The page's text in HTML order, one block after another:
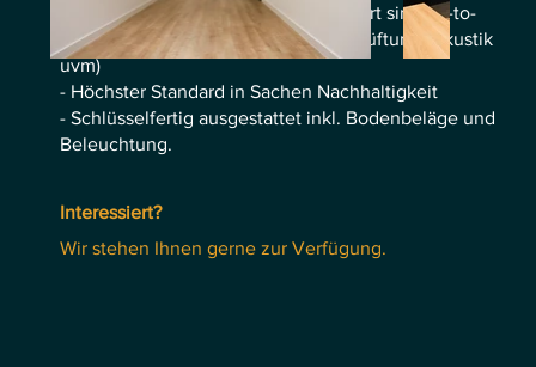
- Technische Ausstattung und Komfort sind up-to-
date (Netzwerk, Heizung, Kühlung, Lüftung, Akustik
uvm)
- Höchster Standard in Sachen Nachhaltigkeit
- Schlüsselfertig ausgestattet inkl. Bodenbeläge und
Beleuchtung.
Interessiert?
Wir stehen Ihnen gerne zurVerfügung.